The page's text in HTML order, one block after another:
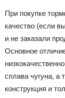
При покупке
качество (если
и не заказали
Основное
сплава чугуна, а
конструкция и